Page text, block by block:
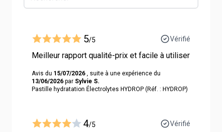
5/5 Vérifié
Meilleur rapport qualité-prix et facile à utiliser
Avis du 15/07/2026 , suite à une expérience du
13/06/2026 par Sylvie S.
Pastille hydratation Électrolytes HYDROP (Réf. : HYDROP)
4/5 Vérifié